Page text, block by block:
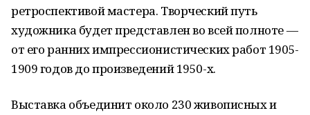
ретроспективой мастера. Творческий путь
художника будет представлен во всей полноте —
от его ранних импрессионистических работ 1905-
1909 годов до произведений 1950-х.
Выставка объединит около 230 живописных и